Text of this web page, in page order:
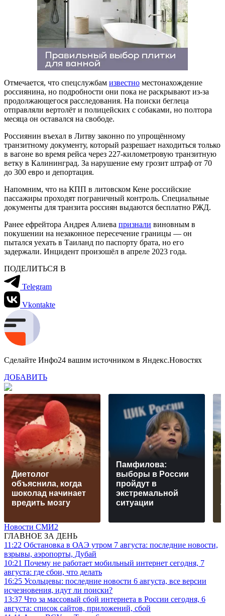
Отмечается, что спецслужбам известно местонахождение
россиянина, но подробности они пока не раскрывают из-за
продолжающегося расследования. На поиски беглеца
отправляли вертолёт и полицейских с собаками, но полтора
месяца он оставался на свободе.
Россиянин въехал в Литву законно по упрощённому
транзитному документу, который разрешает находиться только
в вагоне во время рейса через 227-километровую транзитную
ветку в Калининград. За нарушение ему грозит штраф от 70
до 300 евро и депортация.
Напомним, что на КПП в литовском Кене российские
пассажиры проходят пограничный контроль. Специальные
документы для транзита россиян выдаются бесплатно РЖД.
Ранее ефрейтора Андрея Алиева признали виновным в
покушении на незаконное пересечение границы — он
пытался уехать в Таиланд по паспорту брата, но его
задержали. Инцидент произошёл в апреле 2023 года.
ПОДЕЛИТЬСЯ В
Telegram
Vkontakte
Сделайте Инфо24 вашим источником в Яндекс.Новостях
ДОБАВИТЬ
Диетолог
объяснила, когда
шоколад начинает
вредить мозгу
Памфилова:
выборы в России
пройдут в
экстремальной
ситуации
Новости СМИ2
ГЛАВНОЕ ЗА ДЕНЬ
11:22 Обстановка в ОАЭ утром 7 августа: последние новости,
взрывы, аэропорты, Дубай
10:21 Почему не работает мобильный интернет сегодня, 7
августа: где сбои, что делать
16:25 Усольцевы: последние новости 6 августа, все версии
исчезновения, идут ли поиски?
13:37 Что за массовый сбой интернета в России сегодня, 6
августа: список сайтов, приложений, сбой